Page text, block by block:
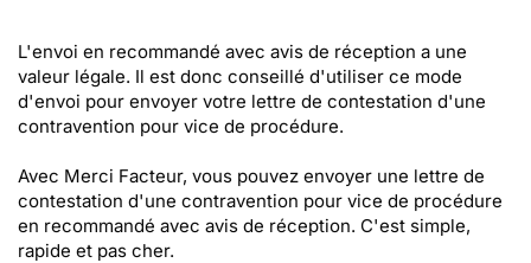
L'envoi en recommandé avec avis de réception a une
valeur légale. Il est donc conseillé d'utiliser ce mode
d'envoi pour envoyer votre lettre de contestation d'une
contravention pour vice de procédure.
Avec Merci Facteur, vous pouvez envoyer une lettre de
contestation d'une contravention pour vice de procédure
en recommandé avec avis de réception. C'est simple,
rapide et pas cher.